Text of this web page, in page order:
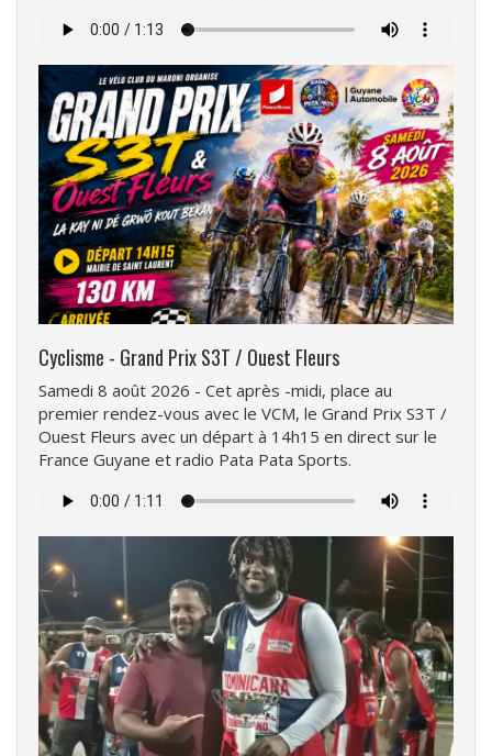
audio
Cyclisme - Grand Prix S3T / Ouest Fleurs
Samedi 8 août 2026 - Cet après -midi, place au
premier rendez-vous avec le VCM, le Grand Prix S3T /
Ouest Fleurs avec un départ à 14h15 en direct sur le
France Guyane et radio Pata Pata Sports.
audio